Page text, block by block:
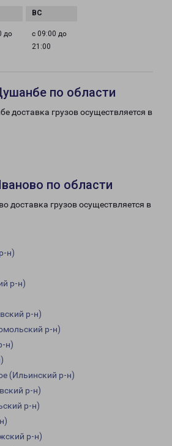
до
с 09:00 до
21:00
по области
доставка грузов осуществляется в
по области
доставка грузов осуществляется в
н)
р-н)
р-н)
р-н)
н)
(Ильинский р-н)
р-н)
р-н)
р-н)